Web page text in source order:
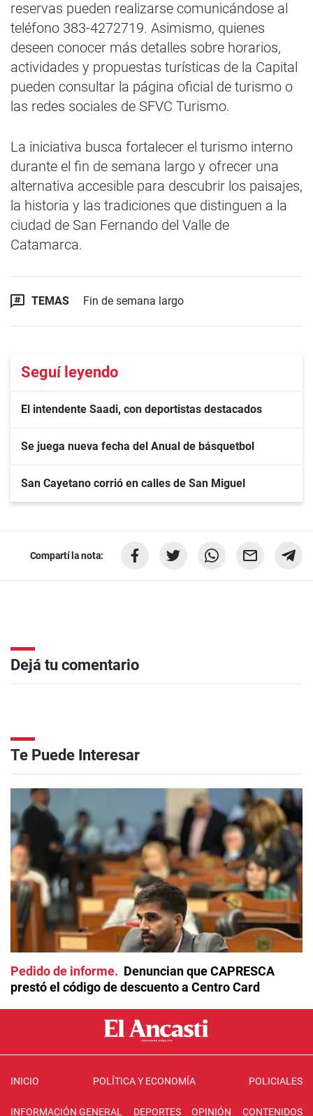
reservas pueden realizarse comunicándose al
teléfono 383-4272719. Asimismo, quienes
deseen conocer más detalles sobre horarios,
actividades y propuestas turísticas de la Capital
pueden consultar la página oficial de turismo o
las redes sociales de SFVC Turismo.
La iniciativa busca fortalecer el turismo interno
durante el fin de semana largo y ofrecer una
alternativa accesible para descubrir los paisajes,
la historia y las tradiciones que distinguen a la
ciudad de San Fernando del Valle de
Catamarca.
TEMAS Fin de semana largo
Seguí leyendo
El intendente Saadi, con deportistas destacados
Se juega nueva fecha del Anual de básquetbol
San Cayetano corrió en calles de San Miguel
Compartí la nota:
Dejá tu comentario
Te Puede Interesar
Pedido de informe
Denuncian que CAPRESCA
prestó el código de descuento a Centro Card
INICIO POLÍTICA Y ECONOMÍA POLICIALES
INFORMACIÓN GENERAL DEPORTES OPINIÓN CONTENIDOS